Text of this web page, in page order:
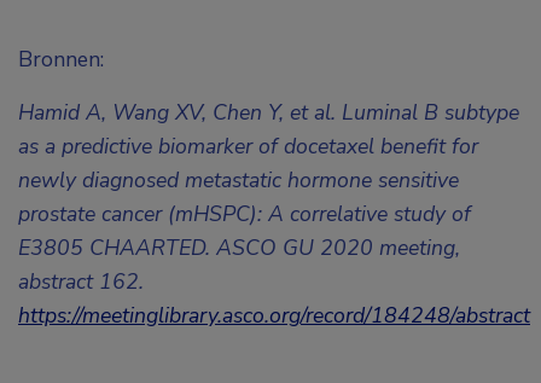
Bronnen:
Hamid A, Wang XV, Chen Y, et al. Luminal B subtype
as a predictive biomarker of docetaxel benefit for
newly diagnosed metastatic hormone sensitive
prostate cancer (mHSPC): A correlative study of
E3805 CHAARTED. ASCO GU 2020 meeting,
abstract 162.
https://meetinglibrary.asco.org/record/184248/abstract